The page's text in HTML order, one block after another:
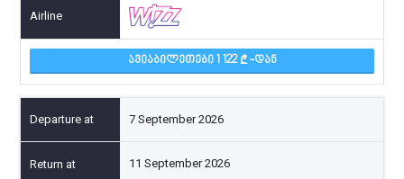
ᲐᲕᲘᲐᲑᲘᲚᲔᲗᲔᲑᲘ 1 122 -ᲓᲐᲜ
7 September 2026
11 September 2026